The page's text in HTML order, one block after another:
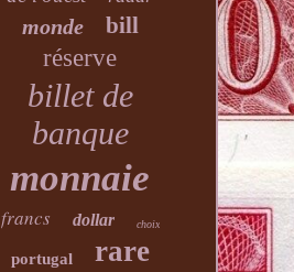
monde bill
réserve
billet de
banque
monnaie
francs dollar choix
portugal rare